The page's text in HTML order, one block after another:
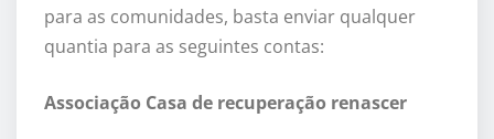
para as comunidades, basta enviar qualquer
quantia para as seguintes contas:
Associação Casa de recuperação renascer